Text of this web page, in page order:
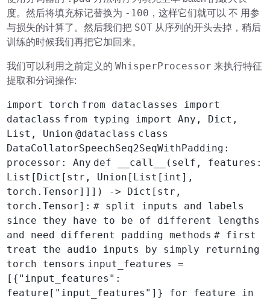
度。然后将填充标记替换为 -100 ，这样它们就可以 不 用参
与损失的计算了。然后我们把 SOT 从序列的开头去掉，稍后
训练的时候我们再把它加回来。
我们可以利用之前定义的WhisperProcessor 来执行特征
提取和分词操作:
import torch from dataclasses import
dataclass from typing import Any, Dict,
List, Union @dataclass class
DataCollatorSpeechSeq2SeqWithPadding:
processor: Any def __call__(self, features:
List[Dict[str, Union[List[int],
torch.Tensor]]]) -> Dict[str,
torch.Tensor]: # split inputs and labels
since they have to be of different lengths
and need different padding methods # first
treat the audio inputs by simply returning
torch tensors input_features =
[{"input_features":
feature["input_features"]} for feature in